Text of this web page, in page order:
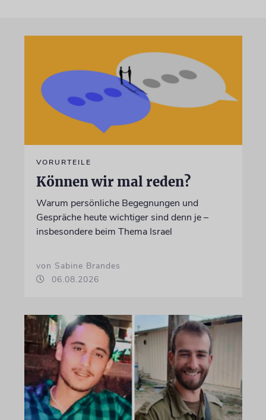
VORURTEILE
Können wir mal reden?
Warum persönliche Begegnungen und
Gespräche heute wichtiger sind denn je –
insbesondere beim Thema Israel
von Sabine Brandes
06.08.2026